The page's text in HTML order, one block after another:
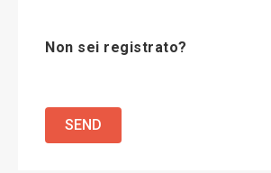
Non sei registrato?